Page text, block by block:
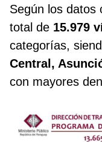
Según los datos
total de 15.979
categorías,
Central,
con mayores